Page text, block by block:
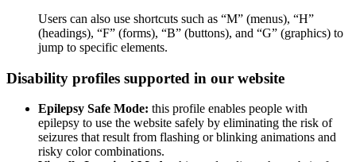
Users can also use shortcuts such as “M” (menus), “H”
(headings), “F” (forms), “B” (buttons), and “G” (graphics) to
jump to specific elements.
Disability profiles supported in our website
Epilepsy Safe Mode: this profile enables people with
epilepsy to use the website safely by eliminating the risk of
seizures that result from flashing or blinking animations and
risky color combinations.